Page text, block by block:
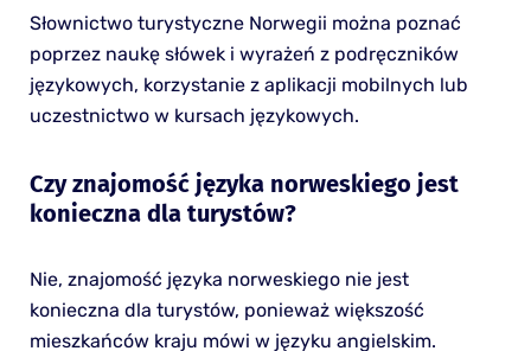
Słownictwo turystyczne Norwegii można poznać
poprzez naukę słówek i wyrażeń z podręczników
językowych, korzystanie z aplikacji mobilnych lub
uczestnictwo w kursach językowych.
Czy znajomość języka norweskiego jest
konieczna dla turystów?
Nie, znajomość języka norweskiego nie jest
konieczna dla turystów, ponieważ większość
mieszkańców kraju mówi w języku angielskim.